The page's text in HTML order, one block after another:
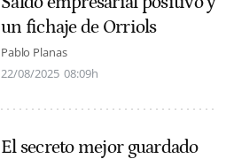
un fichaje de Orriols
Pablo Planas
22/08/2025 08:09h
El secreto mejor guardado